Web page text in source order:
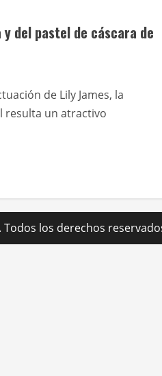
del pastel de cáscara de
de Lily James, la
resulta un atractivo
los derechos